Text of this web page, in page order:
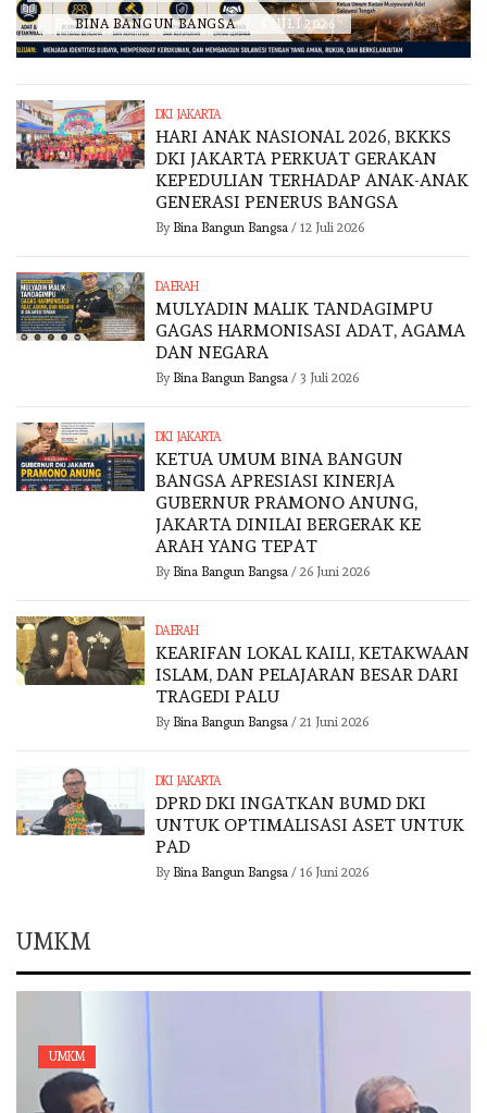
BY BINA BANGUN BANGSA / 3 JULI 2026
DKI JAKARTA
HARI ANAK NASIONAL 2026, BKKKS
DKI JAKARTA PERKUAT GERAKAN
KEPEDULIAN TERHADAP ANAK-ANAK
GENERASI PENERUS BANGSA
By Bina Bangun Bangsa/ 12 Juli 2026
DAERAH
MULYADIN MALIK TANDAGIMPU
GAGAS HARMONISASI ADAT, AGAMA
DAN NEGARA
By Bina Bangun Bangsa/ 3 Juli 2026
DKI JAKARTA
KETUA UMUM BINA BANGUN
BANGSA APRESIASI KINERJA
GUBERNUR PRAMONO ANUNG,
JAKARTA DINILAI BERGERAK KE
ARAH YANG TEPAT
By Bina Bangun Bangsa/ 26 Juni 2026
DAERAH
KEARIFAN LOKAL KAILI, KETAKWAAN
ISLAM, DAN PELAJARAN BESAR DARI
TRAGEDI PALU
By Bina Bangun Bangsa/ 21 Juni 2026
DKI JAKARTA
DPRD DKI INGATKAN BUMD DKI
UNTUK OPTIMALISASI ASET UNTUK
PAD
By Bina Bangun Bangsa/ 16 Juni 2026
UMKM
UMKM